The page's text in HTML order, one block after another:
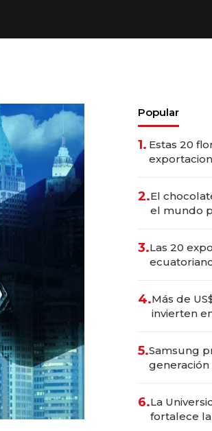
Popular
1. Estas 20
2.El
el mundo
3.Las 20
4.Más de
invierten
5.Samsung
6.La
fortalece